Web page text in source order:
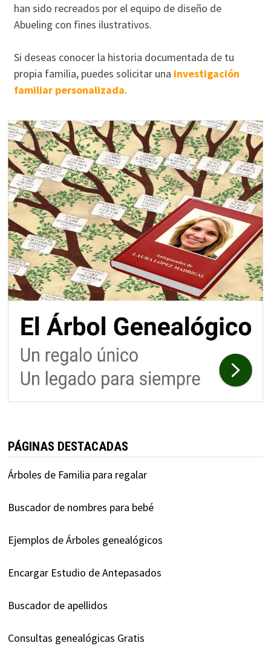
han sido recreados por el equipo de diseño de
Abueling con fines ilustrativos.
Si deseas conocer la historia documentada de tu
propia familia, puedes solicitar una investigación
familiar personalizada.
PÁGINAS DESTACADAS
Árboles de Familia para regalar
Buscador de nombres para bebé
Ejemplos de Árboles genealógicos
Encargar Estudio de Antepasados
Buscador de apellidos
Consultas genealógicas Gratis